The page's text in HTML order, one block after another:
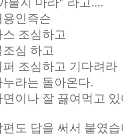
용인즉슨
스 조심하고
조심 하고
퍼 조심하고 기다려라
누라는 돌아온다.
면이나 잘 끓여먹고
편도 답을 써서 붙였